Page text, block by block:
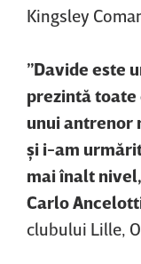
Kingsley
”Davide este
prezintă
unui antrenor
şi i-am
mai înalt
Carlo
clubului Lille,